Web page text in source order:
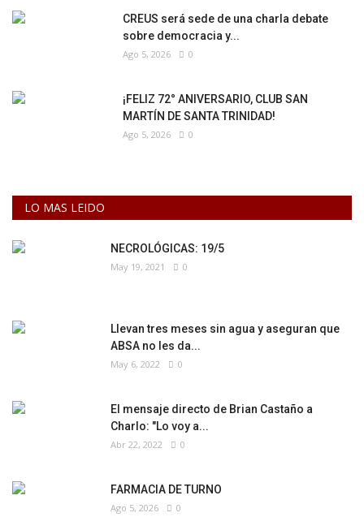
CREUS será sede de una charla debate
sobre democracia y...
Ago 5, 2026 0
¡FELIZ 72° ANIVERSARIO, CLUB SAN
MARTÍN DE SANTA TRINIDAD!
Ago 5, 2026 0
LO MAS LEIDO
NECROLÓGICAS: 19/5
May 19, 2021 0
Llevan tres meses sin agua y aseguran que
ABSA no les da...
May 6, 2022 0
El mensaje directo de Brian Castaño a
Charlo: "Lo voy a...
Abr 22, 2022 0
FARMACIA DE TURNO
Ago 5, 2026 0